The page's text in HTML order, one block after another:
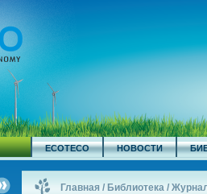
ECOTECO НОВОСТИ
Главная / Библиотека /